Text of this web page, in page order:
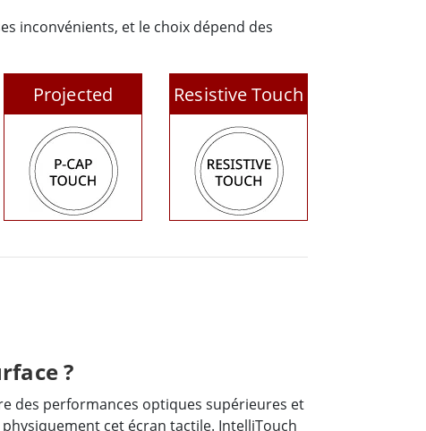
inconvénients, et le choix dépend des
Projected
Capacitive
Resistive Touch
?
des performances optiques supérieures et
cet écran tactile. IntelliTouch